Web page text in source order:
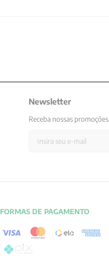
Newsletter
Receba nossas promoções
FORMAS DE PAGAMENTO